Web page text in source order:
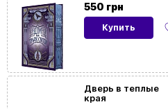
550 грн
Купить
Дверь в теплые
края